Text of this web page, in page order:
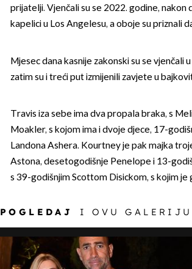
prijatelji. Vjenčali su se 2022. godine, nakon
kapelici u Los Angelesu, a oboje su priznali
Mjesec dana kasnije zakonski su se vjenčali
zatim su i treći put izmijenili zavjete u
Travis iza sebe ima dva propala braka, s
Moakler, s kojom ima i dvoje djece, 17-
Landona Ashera. Kourtney je pak majka
Astona, desetogodišnje Penelope i 13-
s 39-godišnjim Scottom Disickom, s kojim je
POGLEDAJ I OVU GALERIJU